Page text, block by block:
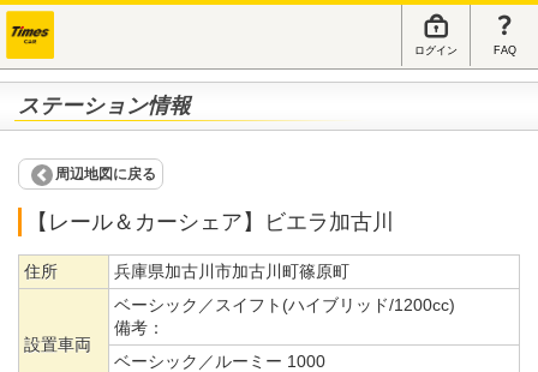
ログイン FAQ
ステーション情報
周辺地図に戻る
【レール＆カーシェア】ビエラ加古川
住所 兵庫県加古川市加古川町篠原町
設置車両
ベーシック／スイフト(ハイブリッド/1200cc)
備考：
ベーシック／ルーミー 1000